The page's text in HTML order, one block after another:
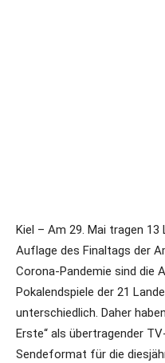
Kiel – Am 29. Mai tragen
Auflage des Finaltags der
Corona-Pandemie sind die
Pokalendspiele der 21
unterschiedlich. Daher
Erste“ als übertragender
Sendeformat für die